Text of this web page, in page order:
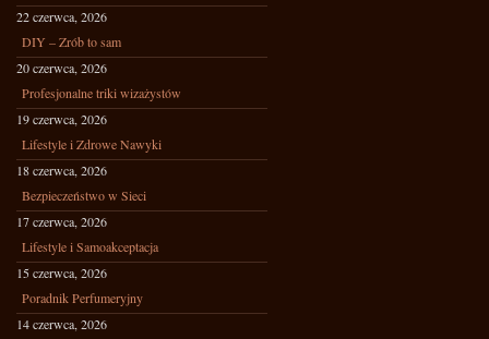
22 czerwca, 2026
DIY – Zrób to sam
20 czerwca, 2026
Profesjonalne triki wizażystów
19 czerwca, 2026
Lifestyle i Zdrowe Nawyki
18 czerwca, 2026
Bezpieczeństwo w Sieci
17 czerwca, 2026
Lifestyle i Samoakceptacja
15 czerwca, 2026
Poradnik Perfumeryjny
14 czerwca, 2026